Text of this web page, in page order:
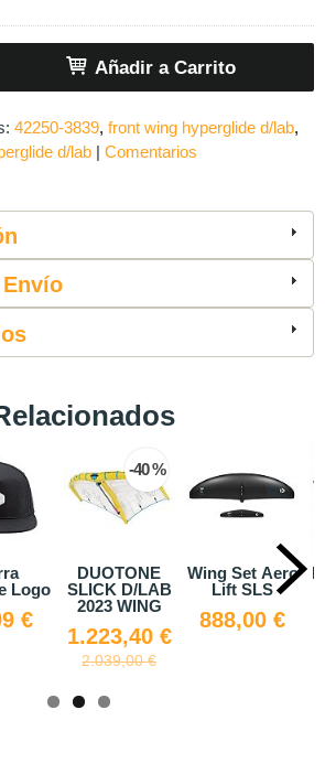
Añadir a Carrito
42250-3839 front wing hyperglide d/lab
d/lab | Comentarios
-40 %
DUOTONE
D/LAB
2023 WING
€
Wing Set Aero
Lift SLS
888,00 €
Duotone
671,30
959,00 €